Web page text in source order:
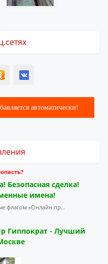
ВК
автоматически!
Безопасная сделка!
имена!
флагом «Онлайн пр...
Гиппократ - Лучший